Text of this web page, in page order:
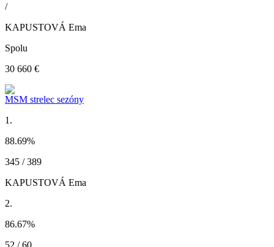
/
KAPUSTOVÁ Ema
Spolu
30 660 €
MSM strelec sezóny
1.
88.69%
345 / 389
KAPUSTOVÁ Ema
2.
86.67%
52 / 60